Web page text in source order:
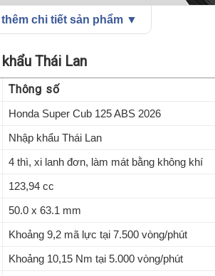
2026 nhập khẩu Thái Lan - ABS mới,
2026được xem là một trong những
còn được đánh giá cao nhờ độ bền, khả
thêm chi tiết sản phẩm ▼
Thái Lan
Thông số
Honda Super Cub 125 ABS 2026
Nhập khẩu Thái Lan
4 thì, xi lanh đơn, làm mát bằng không khí
123,94 cc
50.0 x 63.1 mm
Khoảng 9,2 mã lực tại 7.500 vòng/phút
Khoảng 10,15 Nm tại 5.000 vòng/phút